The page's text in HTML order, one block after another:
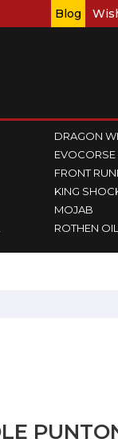
Blog
DRAGON
EVOCORSE
FRONT
KING
MOJAB
ROTHEN OIL